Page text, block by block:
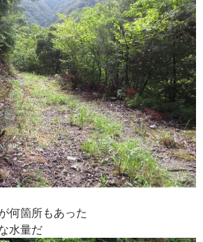
何箇所もあった
水量だ